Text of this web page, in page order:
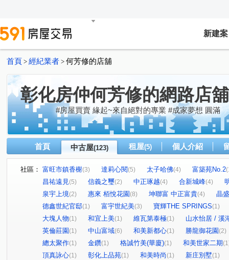
新建案
首頁 > 經紀業者 > 何芳修的店舖
彰化房仲何芳修的網路店舖
#房屋買賣 緣起~來自絕對的專業 #成家夢想 圓滿
首頁 中古屋(123) 租屋(5) 個人介紹
社區： 富旺市鎮香榭(3) 達莉心閱(5) 太子哈佛(4) 富築苑No.2
昌祐遠見(5) 信義之璽(2) 中正琢越(4) 合新城峰(4)
泉宇上境(2) 惠來 栢悅花園(8) 坤聯富 中正富貴(4)
晶
德鑫世紀官邸(1) 富宇世紀美(3) 寶輝THE SPRINGS(1)
大塊人物(1) 和宜上美(1) 維瓦第泰極(1)
山水怡居 / 溪
英倫莊園 (1) 中山富域(6) 和美新都心(1) 勝龍御花園 (2)
總太聚作(1) 金鑽(1) 格誠竹美(華廈)(1) 和美世家二期
頂真詠心(1) 彰化上品苑(1) 和美時尚(1) 新庄別墅(1)